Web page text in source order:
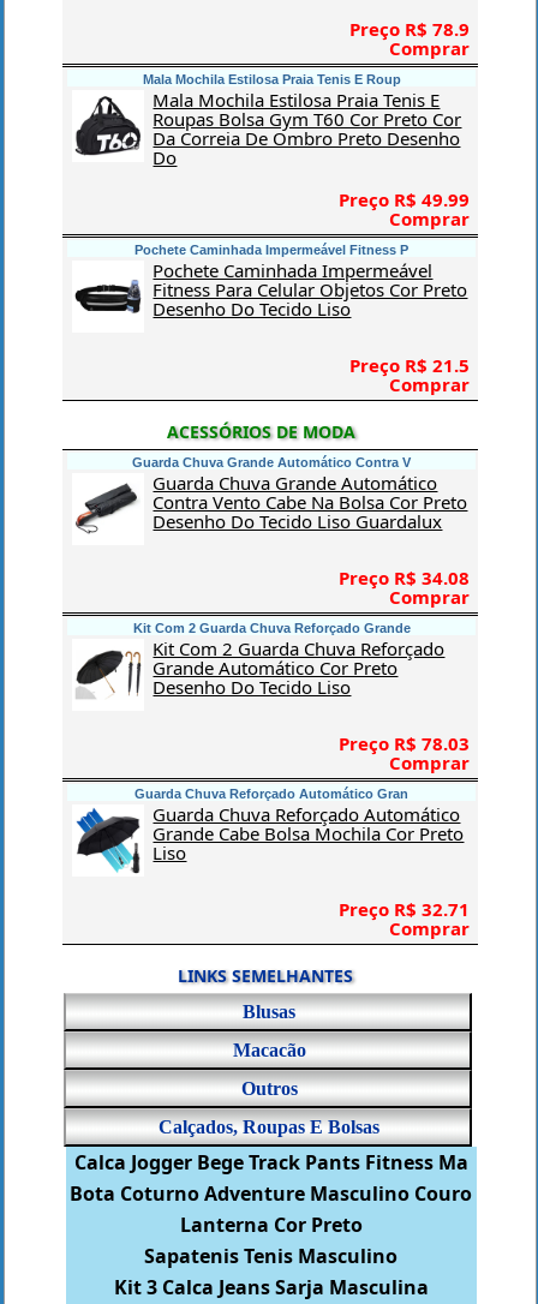
Preço R$ 78.9
Comprar
Mala Mochila Estilosa Praia Tenis E Roup
Mala Mochila Estilosa Praia Tenis E
Roupas Bolsa Gym T60 Cor Preto Cor
Da Correia De Ombro Preto Desenho
Do
Preço R$ 49.99
Comprar
Pochete Caminhada Impermeável Fitness P
Pochete Caminhada Impermeável
Fitness Para Celular Objetos Cor Preto
Desenho Do Tecido Liso
Preço R$ 21.5
Comprar
ACESSÓRIOS DE MODA
Guarda Chuva Grande Automático Contra V
Guarda Chuva Grande Automático
Contra Vento Cabe Na Bolsa Cor Preto
Desenho Do Tecido Liso Guardalux
Preço R$ 34.08
Comprar
Kit Com 2 Guarda Chuva Reforçado Grande
Kit Com 2 Guarda Chuva Reforçado
Grande Automático Cor Preto
Desenho Do Tecido Liso
Preço R$ 78.03
Comprar
Guarda Chuva Reforçado Automático Gran
Guarda Chuva Reforçado Automático
Grande Cabe Bolsa Mochila Cor Preto
Liso
Preço R$ 32.71
Comprar
LINKS SEMELHANTES
Blusas
Macacão
Outros
Calçados, Roupas E Bolsas
Calca Jogger Bege Track Pants Fitness Ma
Bota Coturno Adventure Masculino Couro
Lanterna Cor Preto
Sapatenis Tenis Masculino
Kit 3 Calca Jeans Sarja Masculina